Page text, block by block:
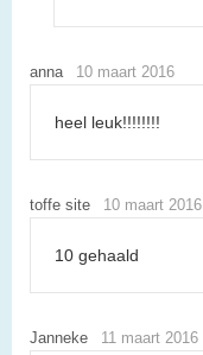
anna 10 maart 2016
heel leuk!!!!!!!!
toffe site 10 maart 2016
10 gehaald
Janneke 11 maart 2016